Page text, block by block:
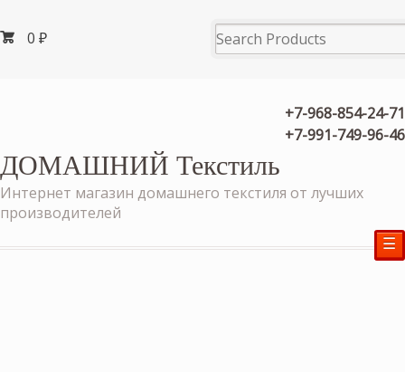
0 ₽
+7-968-854-24-71
+7-991-749-96-46
ДОМАШНИЙ Текстиль
Интернет магазин домашнего текстиля от лучших
производителей
☰